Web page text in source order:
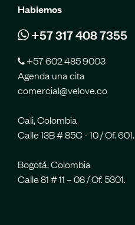
Hablemos
+57 317 408 7355
+57 602 485 9003
Agenda una cita
comercial@velove.co
Cali, Colombia
Calle 13B # 85C - 10 / Of. 601.
Bogotá, Colombia
Calle 81 # 11 – 08 / Of. 5301.